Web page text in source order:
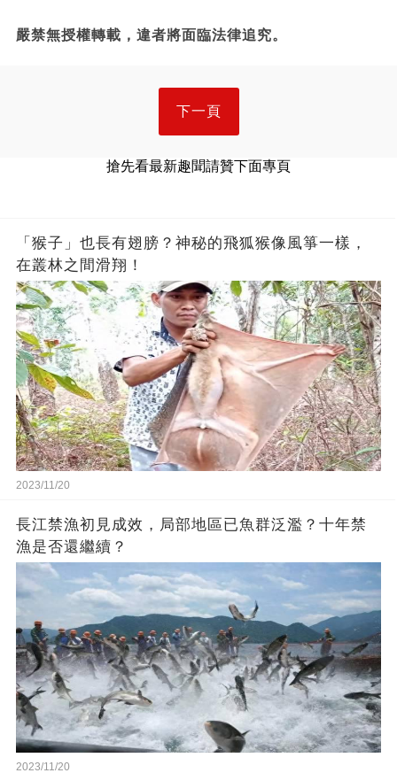
嚴禁無授權轉載，違者將面臨法律追究。
下一頁
搶先看最新趣聞請贊下面專頁
「猴子」也長有翅膀？神秘的飛狐猴像風箏一樣，
在叢林之間滑翔！
2023/11/20
長江禁漁初見成效，局部地區已魚群泛濫？十年禁
漁是否還繼續？
2023/11/20